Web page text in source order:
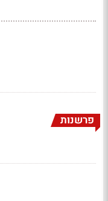
פרשנות